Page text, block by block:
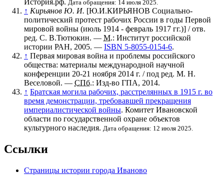
История.рф. Дата обращения: 14 июля 2025.
↑ Кирьянов Ю. И. [Ю.И.КИРЬЯНОВ Социально-
политический протест рабочих России в годы Первой
мировой войны (июль 1914 - февраль 1917 гг.)] / отв.
ред. С. В.Тютюкин. — М.: Институт российской
истории РАН, 2005. — ISBN 5-8055-0154-6.
↑ Первая мировая война и проблемы российского
общества: материалы международной научной
конференции 20-21 ноября 2014 г. / под ред. М. Н.
Веселовой. — СПб.: Изд-во ГПА, 2014.
↑ Братская могила рабочих, расстрелянных в 1915 г. во
время демонстрации, требовавшей прекращения
империалистической войны. Комитет Ивановской
области по государственной охране объектов
культурного наследия. Дата обращения: 12 июля 2025.
Ссылки
Страницы истории города Иваново